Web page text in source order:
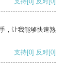
，让我能够快速熟
支持[0] 反对[0]